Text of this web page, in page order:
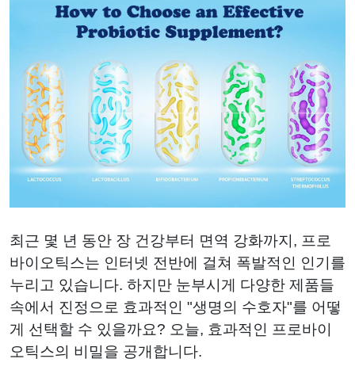
심혈관질환
예방
수면제
성장 다이
어트
Ejiao 케이
크
최근 몇 년 동안 장 건강부터 면역 강화까지, 프로
바이오틱스는 인터넷 전반에 걸쳐 폭발적인 인기를
누리고 있습니다. 하지만 눈부시게 다양한 제품들
속에서 진정으로 효과적인 "생명의 수호자"를 어떻
게 선택할 수 있을까요? 오늘, 효과적인 프로바이
오틱스의 비밀을 공개합니다.